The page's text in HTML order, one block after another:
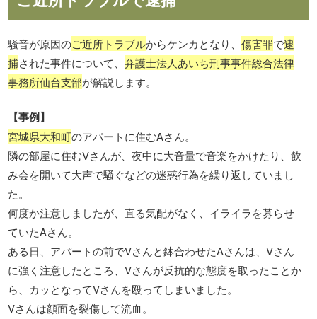
騒音が原因のご近所トラブルからケンカとなり、傷害罪で逮
捕された事件について、弁護士法人あいち刑事事件総合法律
事務所仙台支部が解説します。
【事例】
宮城県大和町のアパートに住むAさん。
隣の部屋に住むVさんが、夜中に大音量で音楽をかけたり、飲
み会を開いて大声で騒ぐなどの迷惑行為を繰り返していまし
た。
何度か注意しましたが、直る気配がなく、イライラを募らせ
ていたAさん。
ある日、アパートの前でVさんと鉢合わせたAさんは、Vさん
に強く注意したところ、Vさんが反抗的な態度を取ったことか
ら、カッとなってVさんを殴ってしまいました。
Vさんは顔面を裂傷して流血。